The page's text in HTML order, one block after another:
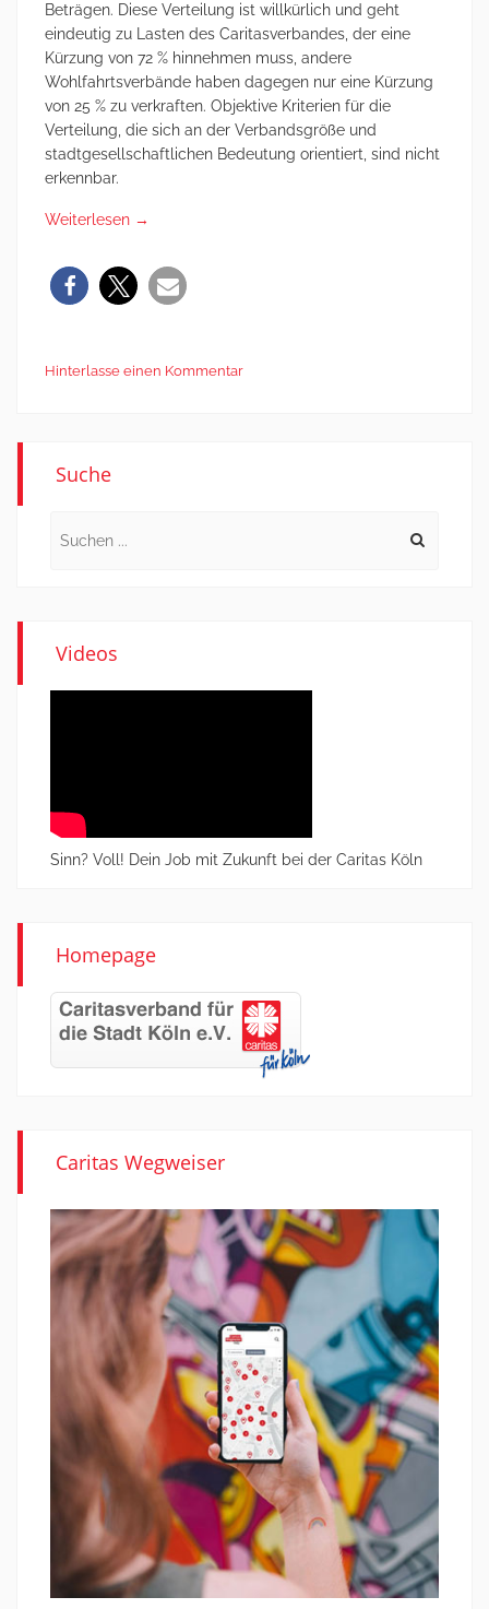
Beträgen. Diese Verteilung ist willkürlich und geht
eindeutig zu Lasten des Caritasverbandes, der eine
Kürzung von 72 % hinnehmen muss, andere
Wohlfahrtsverbände haben dagegen nur eine Kürzung
von 25 % zu verkraften. Objektive Kriterien für die
Verteilung, die sich an der Verbandsgröße und
stadtgesellschaftlichen Bedeutung orientiert, sind nicht
erkennbar.
Weiterlesen →
Hinterlasse einen Kommentar
Suche
Videos
Sinn? Voll! Dein Job mit Zukunft bei der Caritas Köln
Homepage
Caritas Wegweiser